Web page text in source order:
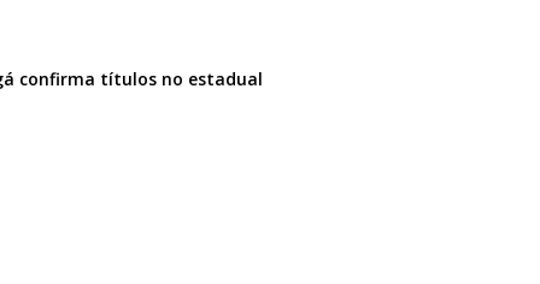
confirma títulos no estadual